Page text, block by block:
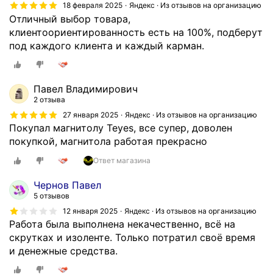
и
т
л
ю
в
ч
ё
18 февраля 2025
Яндекс · Из отзывов на организацию
Отличный выбор товара,
клиентоориентированность есть на 100%, подберут
под каждого клиента и каждый карман.
Павел Владимирович
2 отзыва
27 января 2025
Яндекс · Из отзывов на организацию
Покупал магнитолу Teyes, все супер, доволен
покупкой, магнитола работая прекрасно
Ответ магазина
Чернов Павел
5 отзывов
12 января 2025
Яндекс · Из отзывов на организацию
Работа была выполнена некачественно, всё на
скрутках и изоленте. Только потратил своё время
и денежные средства.